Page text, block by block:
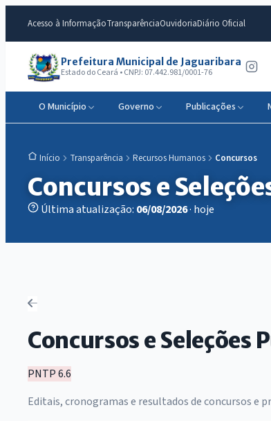
Acesso à InformaçãoTransparênciaOuvidoriaDiário Oficial
Prefeitura Municipal de Jaguaribara
Estado do Ceará • CNPJ: 07.442.981/0001-76
O Município Governo Publicações
Início Transparência Recursos Humanos Concursos
Concursos e
Última atualização: 06/08/2026· hoje
Concursos e Seleções
PNTP 6.6
Editais, cronogramas e resultados de concursos e